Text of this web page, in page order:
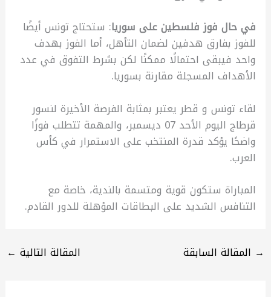
في حال فوز فلسطين على سوريا: ستحتاج تونس أيضًا
للفوز بفارق هدفين لضمان التأهل، أما الفوز بهدف
واحد فيبقى احتمالًا ممكنًا لكن بشرط التفوق في عدد
الأهداف المسجلة مقارنة بسوريا.
لقاء تونس و قطر يعتبر بمثابة الفرصة الأخيرة لنسور
قرطاج اليوم الأحد 07 ديسمبر، والمهمة تتطلب فوزًا
واضحًا يؤكد قدرة المنتخب على الاستمرار في كأس
العرب.
المباراة ستكون قوية ومتسمة بالندية، خاصة مع
التنافس الشديد على البطاقات المؤهلة للدور القادم.
→ المقالة السابقة المقالة التالية ←